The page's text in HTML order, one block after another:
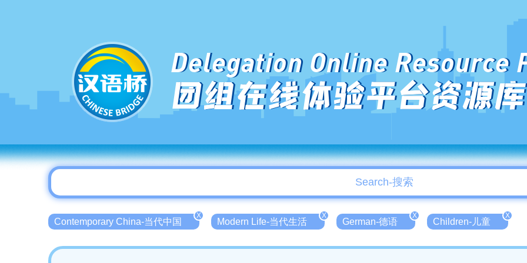
Delegation Online Resource
团组在线体验平台资源库
Contemporary China-当代中国
X
Modern Life-当代生活
X
German-德语
X
Children-儿童
X